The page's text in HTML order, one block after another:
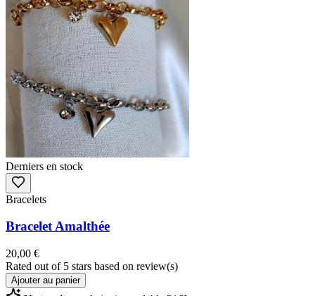
Derniers en stock
Bracelets
Bracelet Amalthée
20,00 €
Rated out of 5 stars based on review(s)
Ajouter au panier